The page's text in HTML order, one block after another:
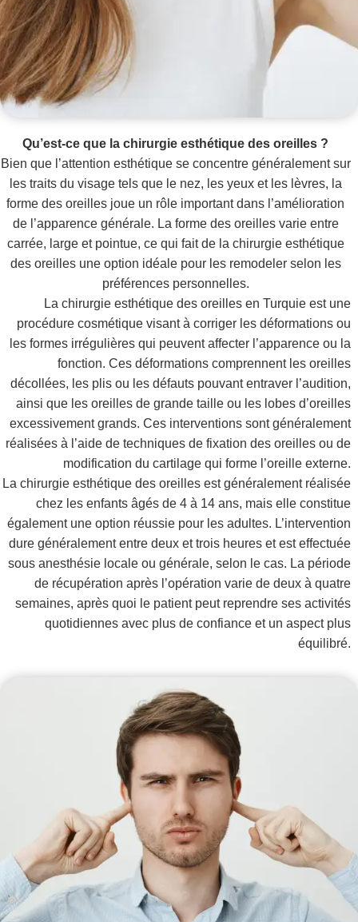
Qu’est-ce que la chirurgie esthétique des oreilles ?
Bien que l’attention esthétique se concentre généralement sur
les traits du visage tels que le nez, les yeux et les lèvres, la
forme des oreilles joue un rôle important dans l’amélioration
de l’apparence générale. La forme des oreilles varie entre
carrée, large et pointue, ce qui fait de la chirurgie esthétique
des oreilles une option idéale pour les remodeler selon les
préférences personnelles.
La chirurgie esthétique des oreilles en Turquie est une
procédure cosmétique visant à corriger les déformations ou
les formes irrégulières qui peuvent affecter l’apparence ou la
fonction. Ces déformations comprennent les oreilles
décollées, les plis ou les défauts pouvant entraver l’audition,
ainsi que les oreilles de grande taille ou les lobes d’oreilles
excessivement grands. Ces interventions sont généralement
réalisées à l’aide de techniques de fixation des oreilles ou de
modification du cartilage qui forme l’oreille externe.
La chirurgie esthétique des oreilles est généralement réalisée
chez les enfants âgés de 4 à 14 ans, mais elle constitue
également une option réussie pour les adultes. L’intervention
dure généralement entre deux et trois heures et est effectuée
sous anesthésie locale ou générale, selon le cas. La période
de récupération après l’opération varie de deux à quatre
semaines, après quoi le patient peut reprendre ses activités
quotidiennes avec plus de confiance et un aspect plus
équilibré.